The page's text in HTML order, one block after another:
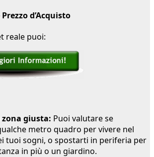
d’Acquisto
reale puoi:
zona giusta: Puoi valutare se
metro quadro per vivere nel
tuoi sogni, o spostarti in periferia per
in più o un giardino.